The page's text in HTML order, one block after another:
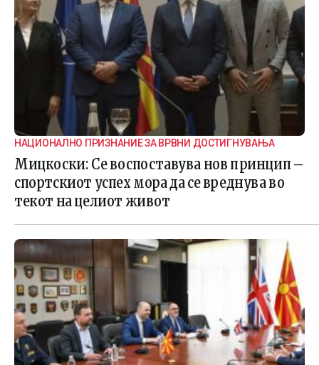
НАЦИОНАЛНО ПРИЗНАНИЕ ЗА ВРВНИ ДОСТИГНУВАЊА
Мицкоски: Се воспоставува нов принцип –
спортскиот успех мора да се вреднува во
текот на целиот живот